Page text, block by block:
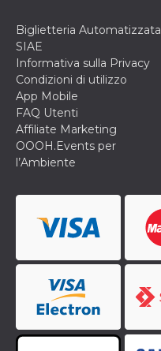
Biglietteria Automatizzata
SIAE
Informativa sulla Privacy
Condizioni di utilizzo
App Mobile
FAQ Utenti
Affiliate Marketing
OOOH.Events per
l’Ambiente